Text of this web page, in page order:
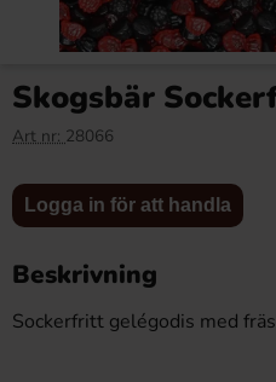
Logga in
för att
Skogsbär
Art nr: 28066
Logga in för att handla
Beskrivning
Sockerfritt gelégodis med